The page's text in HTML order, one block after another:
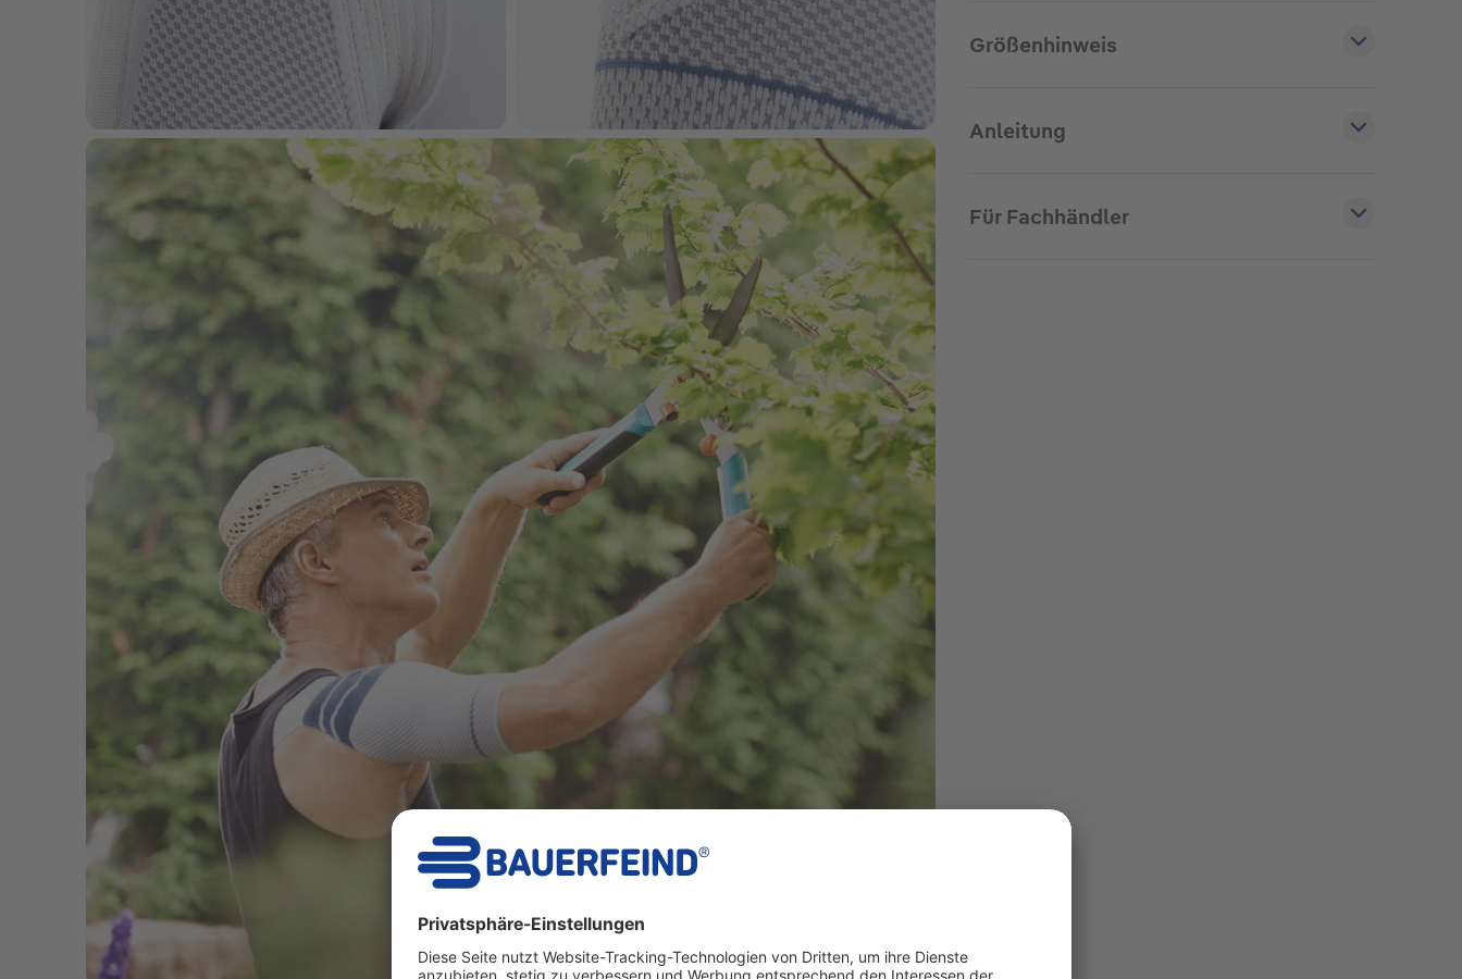
Größenhinweis
Anleitung
Für Fachhändler